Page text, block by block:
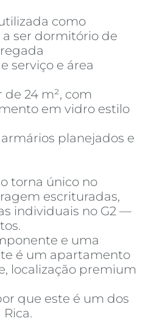
como
ser dormitório de
serviço e área
24 m², com
em vidro estilo
planejados e
torna único no
escrituradas,
individuais no G2 —
e uma
é um apartamento
localização premium
que este é um dos